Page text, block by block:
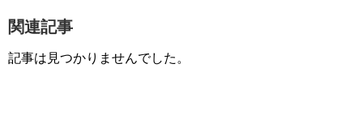
関連記事
記事は見つかりませんでした。